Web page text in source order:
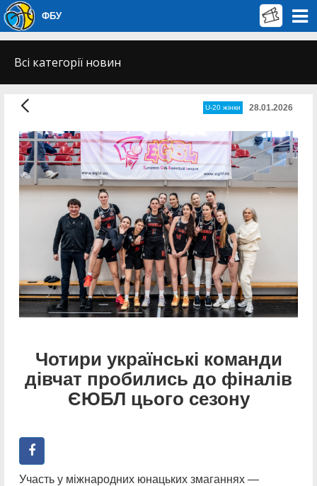
ФБУ
Всі категорії новин
U-20 жінки 28.01.2026
Чотири українські команди
дівчат пробились до фіналів
ЄЮБЛ цього сезону
Участь у міжнародних юнацьких змаганнях —